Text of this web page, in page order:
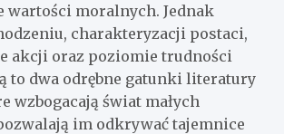
wartości moralnych. Jednak
charakteryzacji postaci,
akcji oraz poziomie trudności
to dwa odrębne gatunki literatury
wzbogacają świat małych
im odkrywać tajemnice